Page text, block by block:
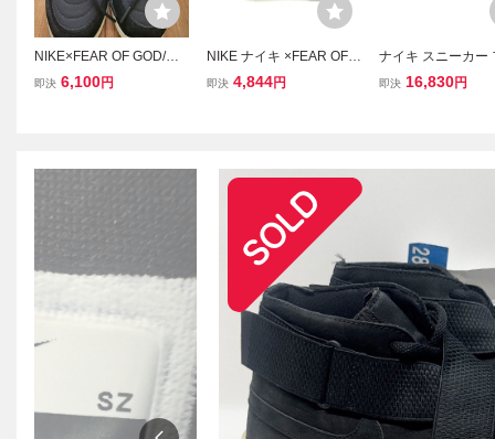
NIKE×FEAR OF GOD/ナ
イキ×フィアオブゴッド A
即決 6,100円
NIKE ナイキ ×FEAR OF G
OD AIR RAID フィアオブ
即決 4,844円
ナイキ スニーカー
オブゴッド 28cm
即決 16,830円